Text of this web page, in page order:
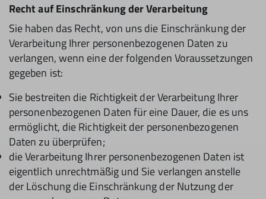
Recht auf Einschränkung der Verarbeitung
Sie haben das Recht, von uns die Einschränkung der
Verarbeitung Ihrer personenbezogenen Daten zu
verlangen, wenn eine der folgenden Voraussetzungen
gegeben ist:
Sie bestreiten die Richtigkeit der Verarbeitung Ihrer
personenbezogenen Daten für eine Dauer, die es uns
ermöglicht, die Richtigkeit der personenbezogenen
Daten zu überprüfen;
die Verarbeitung Ihrer personenbezogenen Daten ist
eigentlich unrechtmäßig und Sie verlangen anstelle
der Löschung die Einschränkung der Nutzung der